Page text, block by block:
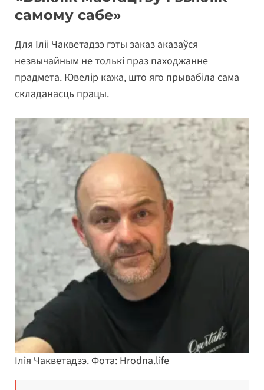
самому сабе»
Для Іліі Чакветадзэ гэты заказ аказаўся
незвычайным не толькі праз паходжанне
прадмета. Ювелір кажа, што яго прывабіла сама
складанасць працы.
Ілія Чакветадзэ. Фота: Hrodna.life